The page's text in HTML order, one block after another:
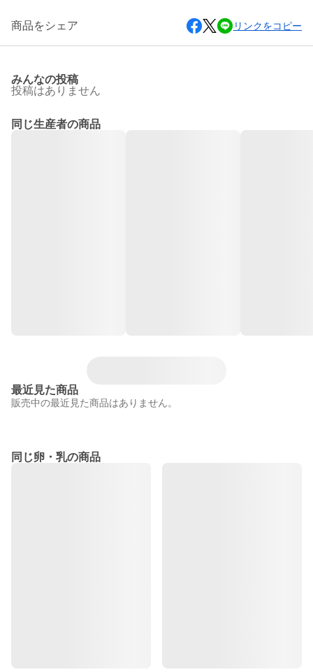
商品をシェア リンクをコピー
みんなの投稿
投稿はありません
同じ生産者の商品
最近見た商品
販売中の最近見た商品はありません。
同じ卵・乳の商品